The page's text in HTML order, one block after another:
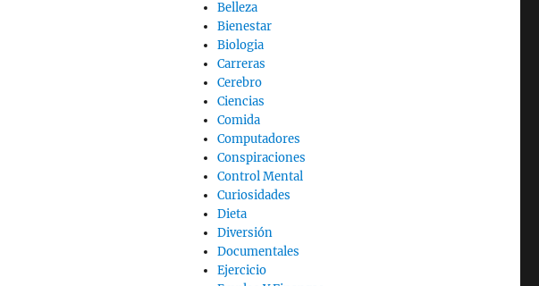
Belleza
Bienestar
Biologia
Carreras
Cerebro
Ciencias
Comida
Computadores
Conspiraciones
Control Mental
Curiosidades
Dieta
Diversión
Documentales
Ejercicio